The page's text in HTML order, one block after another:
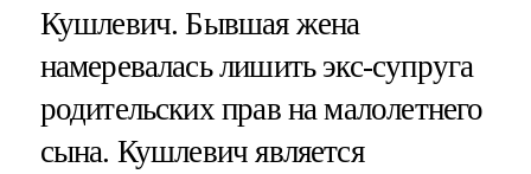
Кушлевич. Бывшая жена
намеревалась лишить экс-супруга
родительских прав на малолетнего
сына. Кушлевич является